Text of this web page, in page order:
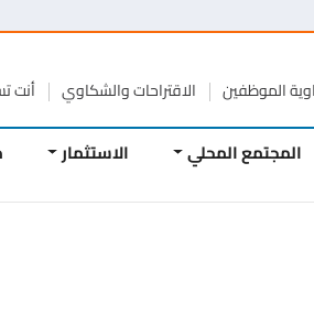
الموظفين الاقتراحات والشكاوي أنت تسأل
المجتمع المحلي الاستثمار